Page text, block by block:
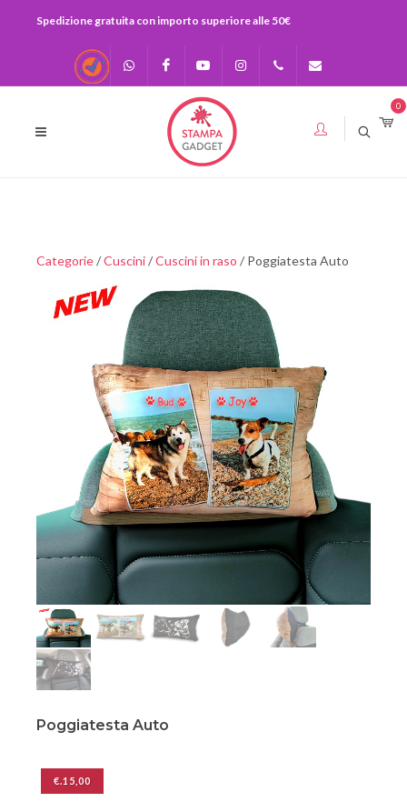
Spedizione gratuita con importo superiore alle 50€
Whatsapp
FacebookYoutubeInstagram 0
Categorie/Cuscini/Cuscini in raso / Poggiatesta Auto
Poggiatesta Auto
€.15,00